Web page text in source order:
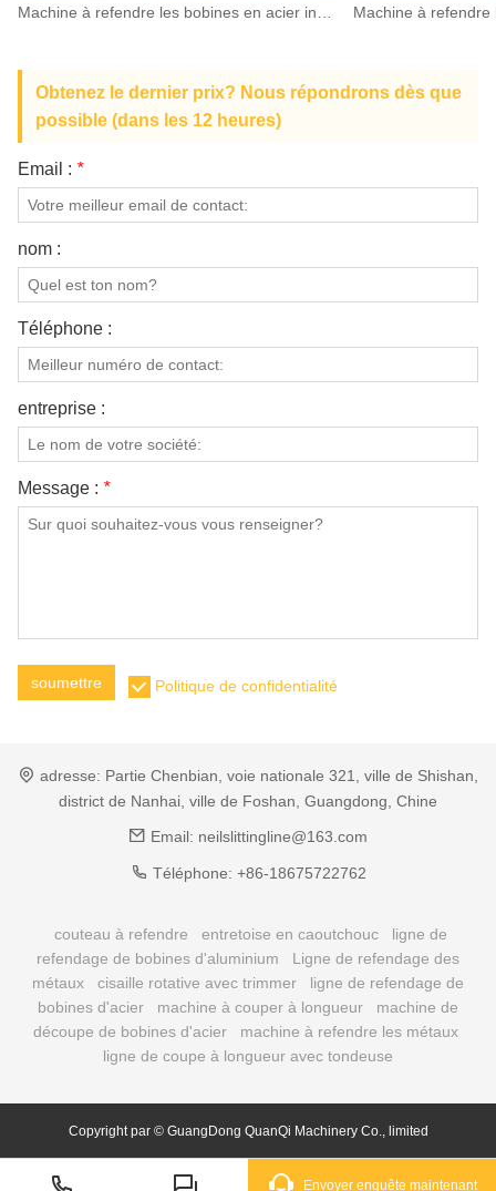
Obtenez le dernier prix? Nous répondrons dès que
possible (dans les 12 heures)
Email : *
nom :
Téléphone :
entreprise :
Message : *
soumettre Politique de confidentialité
adresse: Partie Chenbian, voie nationale 321, ville de Shishan,
district de Nanhai, ville de Foshan, Guangdong, Chine
Email: neilslittingline@163.com
Téléphone: +86-18675722762
couteau à refendre entretoise en caoutchouc
ligne de
refendage de bobines d'aluminium
Ligne de refendage des
métaux
cisaille rotative avec trimmer
ligne de refendage de
bobines d'acier
machine à couper à longueur
machine de
découpe de bobines d'acier
machine à refendre les métaux
ligne de coupe à longueur avec tondeuse
Copyright par © GuangDong QuanQi Machinery Co., limited
Envoyer enquête maintenant